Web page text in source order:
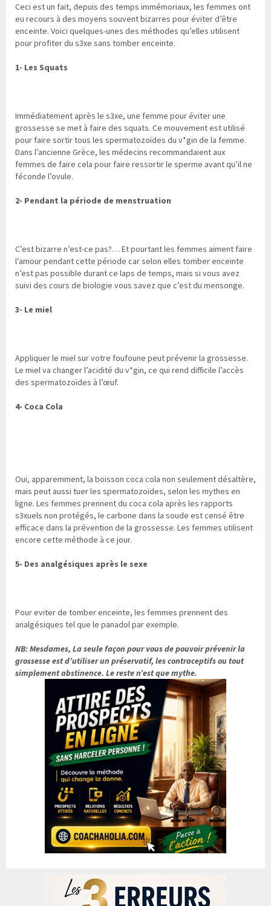
Ceci est un fait, depuis des temps immémoriaux, les femmes ont
eu recours à des moyens souvent bizarres pour éviter d’être
enceinte. Voici quelques-unes des méthodes qu’elles utilisent
pour profiter du s3xe sans tomber enceinte.
1- Les Squats
Immédiatement après le s3xe, une femme pour éviter une
grossesse se met à faire des squats. Ce mouvement est utilisé
pour faire sortir tous les spermatozoïdes du v*gin de la femme.
Dans l’ancienne Grèce, les médecins recommandaient aux
femmes de faire cela pour faire ressortir le sperme avant qu’il ne
féconde l’ovule.
2- Pendant la période de menstruation
C’est bizarre n’est-ce pas?… Et pourtant les femmes aiment faire
l’amour pendant cette période car selon elles tomber enceinte
n’est pas possible durant ce laps de temps, mais si vous avez
suivi des cours de biologie vous savez que c’est du mensonge.
3- Le miel
Appliquer le miel sur votre foufoune peut prévenir la grossesse.
Le miel va changer l’acidité du v*gin, ce qui rend difficile l’accès
des spermatozoïdes à l’œuf.
4- Coca Cola
Oui, apparemment, la boisson coca cola non seulement désaltère,
mais peut aussi tuer les spermatozoïdes, selon les mythes en
ligne. Les femmes prennent du coca cola après les rapports
s3xuels non protégés, le carbone dans la soude est censé être
efficace dans la prévention de la grossesse. Les femmes utilisent
encore cette méthode à ce jour.
5- Des analgésiques après le sexe
Pour eviter de tomber enceinte, les femmes prennent des
analgésiques tel que le panadol par exemple.
NB: Mesdames, La seule façon pour vous de pouvoir prévenir la
grossesse est d’utiliser un préservatif, les contraceptifs ou tout
simplement abstinence. Le reste n’est que mythe.